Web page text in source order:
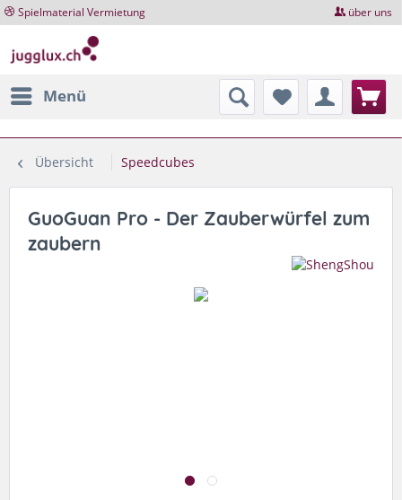
Spielmaterial Vermietung über uns
Menü
Übersicht Speedcubes
GuoGuan Pro - Der Zauberwürfel zum
zaubern